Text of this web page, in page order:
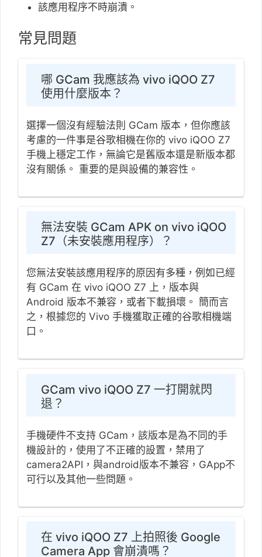
該應用程序不時崩潰。
常見問題
哪 GCam 我應該為 vivo iQOO Z7
使用什麼版本？
選擇一個沒有經驗法則 GCam 版本，但你應該
考慮的一件事是谷歌相機在你的 vivo iQOO Z7
手機上穩定工作，無論它是舊版本還是新版本都
沒有關係。 重要的是與設備的兼容性。
無法安裝 GCam APK on vivo iQOO
Z7（未安裝應用程序）？
您無法安裝該應用程序的原因有多種，例如已經
有 GCam 在 vivo iQOO Z7 上，版本與
Android 版本不兼容，或者下載損壞。 簡而言
之，根據您的 Vivo 手機獲取正確的谷歌相機端
口。
GCam vivo iQOO Z7 一打開就閃
退？
手機硬件不支持 GCam，該版本是為不同的手
機設計的，使用了不正確的設置，禁用了
camera2API，與android版本不兼容，GApp不
可行以及其他一些問題。
在 vivo iQOO Z7 上拍照後 Google
Camera App 會崩潰嗎？